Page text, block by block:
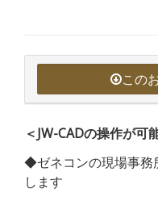
この
＜JW-CADの操作が可
◆ゼネコンの現場事務
します